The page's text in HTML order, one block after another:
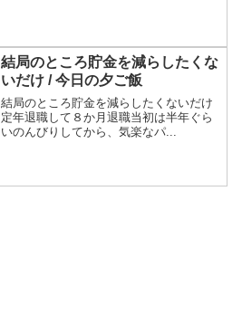
結局のところ貯金を減らしたくな
いだけ / 今日の夕ご飯
結局のところ貯金を減らしたくないだけ
定年退職して８か月退職当初は半年ぐら
いのんびりしてから、気楽なパ...